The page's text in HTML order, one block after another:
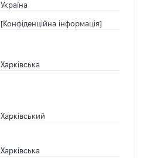
Україна
[Конфіденційна інформація]
Харківська
Харківський
Харківська